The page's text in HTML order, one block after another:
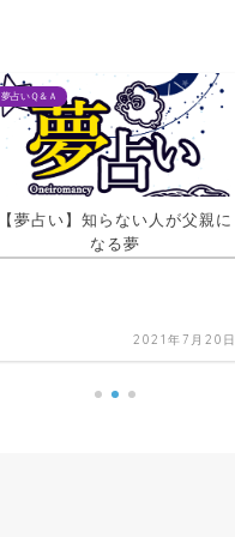
夢占いＱ＆Ａ
【夢占い】蜂に追いかけられる
夢
2021年7月21日